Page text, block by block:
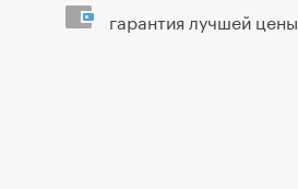
гарантия лучшей цены